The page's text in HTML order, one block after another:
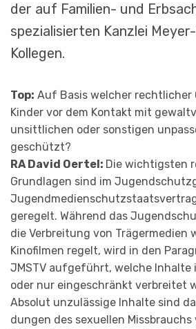
der auf Familien- und
spezialisierten Kanzlei
Kollegen.
Top: Auf Basis welcher rechtlicher
Kinder vor dem Kontakt mit
unsittlichen oder sonstigen
geschützt?
RA David Oertel: Die wichtigsten
Grundlagen sind im
geregelt. Während das
die Verbreitung von Trägermedien
Kinofilmen regelt, wird in den
JMSTV aufgeführt, welche
oder nur eingeschränkt verbreitet
Absolut unzulässige Inhalte sind
dungen des sexuellen Missbrauchs